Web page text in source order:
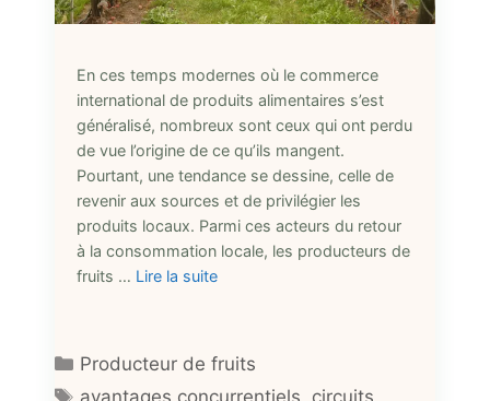
En ces temps modernes où le commerce
international de produits alimentaires s’est
généralisé, nombreux sont ceux qui ont perdu
de vue l’origine de ce qu’ils mangent.
Pourtant, une tendance se dessine, celle de
revenir aux sources et de privilégier les
produits locaux. Parmi ces acteurs du retour
à la consommation locale, les producteurs de
fruits … Lire la suite
Catégories
Producteur de fruits
Étiquettes